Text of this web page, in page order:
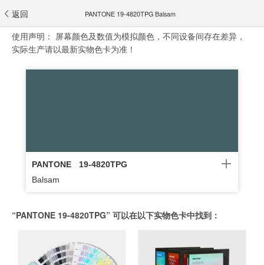
返回 PANTONE 19-4820TPG Balsam
使用声明： 屏幕颜色及数值为模拟颜色，不同设备间存在差异，
实际生产请以最新实物色卡为准！
PANTONE
19-4820TPG
Balsam
“PANTONE 19-4820TPG” 可以在以下实物色卡中找到：